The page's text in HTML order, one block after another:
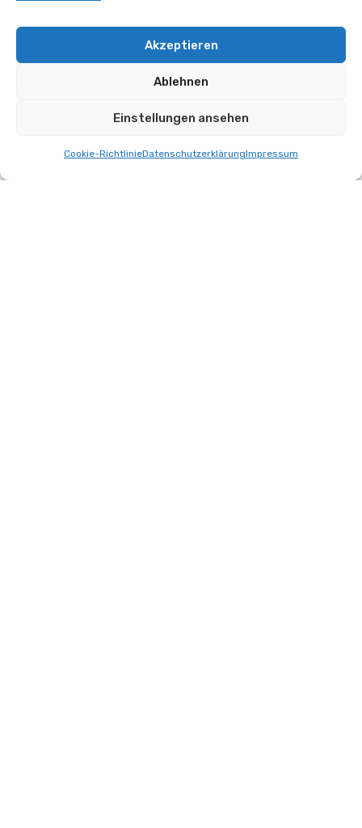
Akzeptieren
Ablehnen
Einstellungen ansehen
Cookie-RichtlinieDatenschutzerklärungImpressum
Jedes Trainings-Modul dauert 2 Tage, im
Bundle beträgt die Dauer 4 Tage (2x 2 Tage).